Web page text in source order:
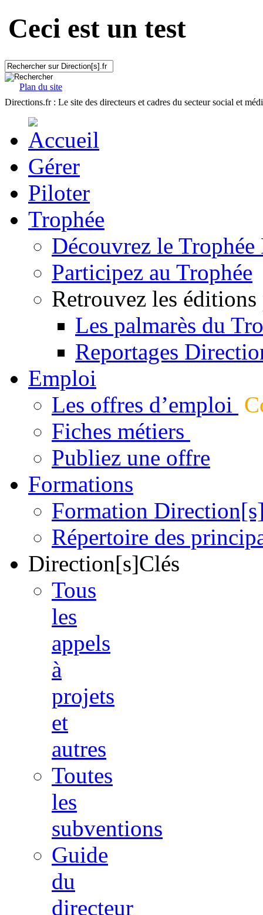
Ceci est un test
Plan du site
Directions.fr : Le site des directeurs et cadres du secteur social et
Gérer
Piloter
Trophée
Découvrez le
Participez au Trophée
Retrouvez les éditions
Les palmarès du
Reportages
Emploi
Les offres d’emploi
Fiches métiers
Publiez une offre
Formations
Formation
Répertoire des
Direction[s]Clés
Tous
les
appels
à
projets
et
autres
Toutes
les
subventions
Guide
du
directeur